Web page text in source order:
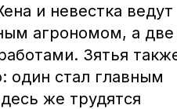
и невестка ведут
агрономом, а
Зятья
один стал главным
же трудятся